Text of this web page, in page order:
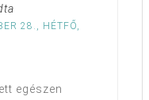
28., HÉTFŐ,
egészen